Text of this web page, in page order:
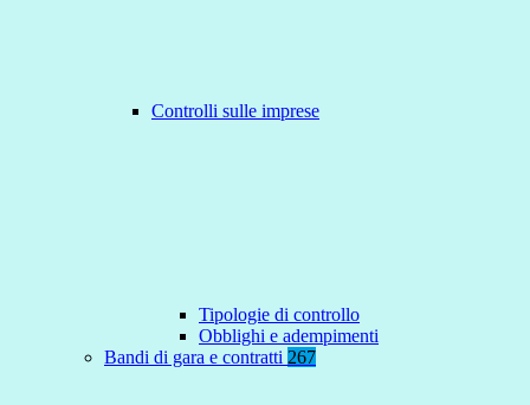
Controlli sulle imprese
Tipologie di controllo
Obblighi e adempimenti
Bandi di gara e contratti 267